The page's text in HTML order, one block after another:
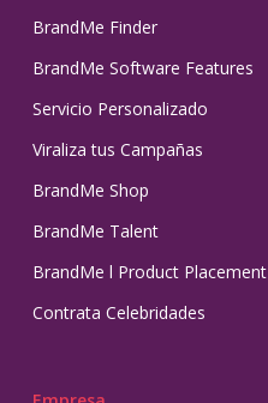
BrandMe Finder
BrandMe Software Features
Servicio Personalizado
Viraliza tus Campañas
BrandMe Shop
BrandMe Talent
BrandMe l Product Placement
Contrata Celebridades